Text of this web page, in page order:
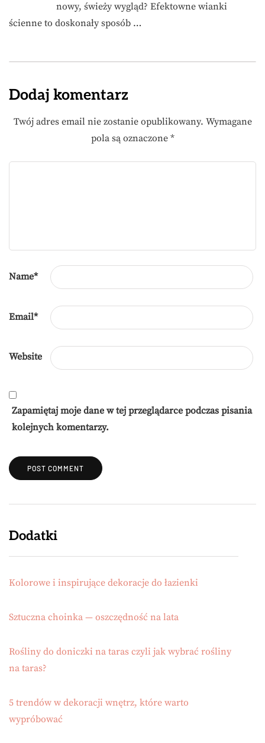
nowy, świeży wygląd? Efektowne wianki
ścienne to doskonały sposób …
Dodaj komentarz
Twój adres email nie zostanie opublikowany. Wymagane
pola są oznaczone *
Name*
Email*
Website
Zapamiętaj moje dane w tej przeglądarce podczas pisania
kolejnych komentarzy.
Dodatki
Kolorowe i inspirujące dekoracje do łazienki
Sztuczna choinka — oszczędność na lata
Rośliny do doniczki na taras czyli jak wybrać rośliny
na taras?
5 trendów w dekoracji wnętrz, które warto
wypróbować